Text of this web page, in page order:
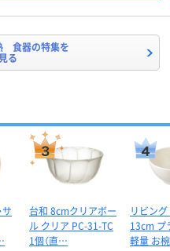
食器の特集を
る
サ
台和 8cmクリアボー
ル クリア PC-31-TC
1個（直…
リビン
13cm プ
軽量 お